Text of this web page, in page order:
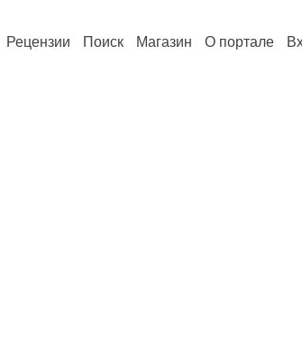
Рецензии Поиск Магазин О портале